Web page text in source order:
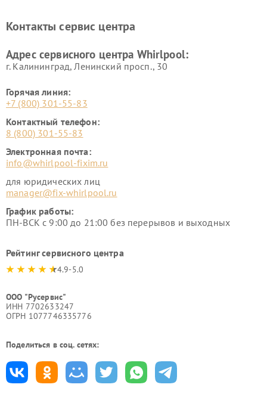
Контакты сервис центра
Адрес сервисного центра Whirlpool:
г. Калининград, Ленинский просп., 30
Горячая линия:
+7 (800) 301-55-83
Контактный телефон:
8 (800) 301-55-83
Электронная почта:
info@whirlpool-fixim.ru
для юридических лиц
manager@fix-whirlpool.ru
График работы:
ПН-ВСК с 9:00 до 21:00 без перерывов и выходных
Рейтинг сервисного центра
4.9-5.0
ООО "Русервис"
ИНН 7702633247
ОГРН 1077746335776
Поделиться в соц. сетях: